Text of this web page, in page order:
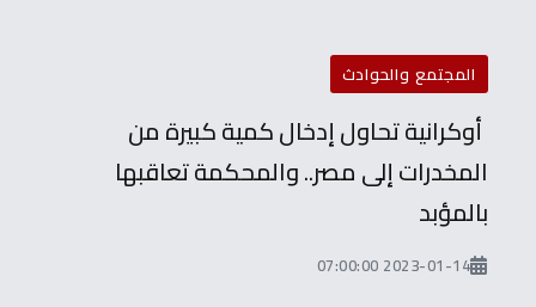
المجتمع والحوادث
أوكرانية تحاول إدخال كمية كبيرة من
المخدرات إلى مصر.. والمحكمة تعاقبها
بالمؤبد
2023-01-14 07:00:00